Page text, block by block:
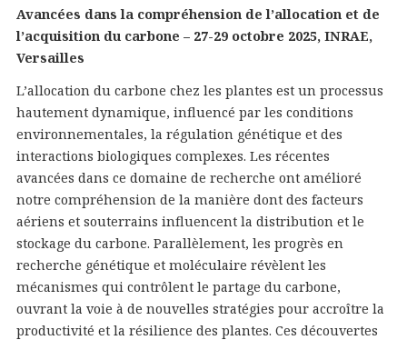
Avancées dans la compréhension de l’allocation et de
l’acquisition du carbone – 27-29 octobre 2025, INRAE,
Versailles
L’allocation du carbone chez les plantes est un processus
hautement dynamique, influencé par les conditions
environnementales, la régulation génétique et des
interactions biologiques complexes. Les récentes
avancées dans ce domaine de recherche ont amélioré
notre compréhension de la manière dont des facteurs
aériens et souterrains influencent la distribution et le
stockage du carbone. Parallèlement, les progrès en
recherche génétique et moléculaire révèlent les
mécanismes qui contrôlent le partage du carbone,
ouvrant la voie à de nouvelles stratégies pour accroître la
productivité et la résilience des plantes. Ces découvertes